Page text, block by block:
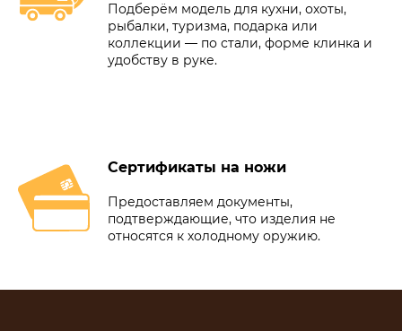
Подберём модель для кухни, охоты,
рыбалки, туризма, подарка или
коллекции — по стали, форме клинка и
удобству в руке.
Сертификаты на ножи
Предоставляем документы,
подтверждающие, что изделия не
относятся к холодному оружию.